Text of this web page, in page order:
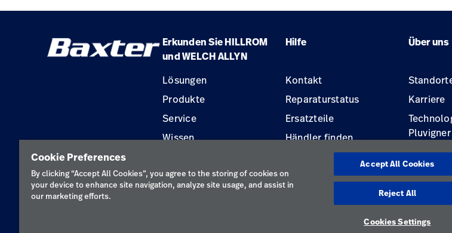
Erkunden Sie HILLROM
und WELCH ALLYN
Hilfe Über uns
Lösungen
Produkte
Service
Wissen
Kontakt
Reparaturstatus
Ersatzteile
Händler finden
Gerätewartung und -
reparatur
Karriere
Pluvigner
Nutzungsbedingungen
Cookie Preferences
By clicking “Accept All Cookies”, you agree to the storing of cookies on
your device to enhance site navigation, analyze site usage, and assist in
our marketing efforts.
Accept All Cookies
Reject All
Cookies Settings